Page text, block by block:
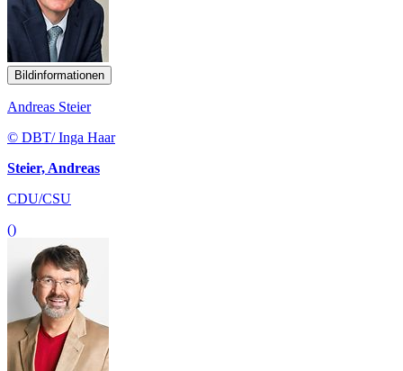
Bildinformationen
Andreas Steier
© DBT/ Inga Haar
Steier, Andreas
CDU/CSU
()